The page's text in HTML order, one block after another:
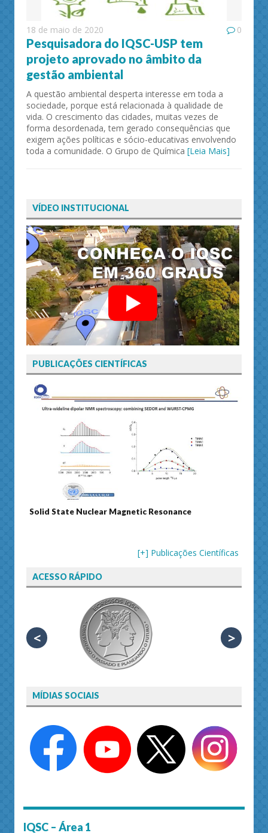
18 de maio de 2020 0
Pesquisadora do IQSC-USP tem
projeto aprovado no âmbito da
gestão ambiental
A questão ambiental desperta interesse em toda a
sociedade, porque está relacionada à qualidade de
vida. O crescimento das cidades, muitas vezes de
forma desordenada, tem gerado consequências que
exigem ações políticas e sócio-educativas envolvendo
toda a comunidade. O Grupo de Química [Leia Mais]
VÍDEO INSTITUCIONAL
PUBLICAÇÕES CIENTÍFICAS
Solid State Nuclear Magnetic Resonance
[+] Publicações Científicas
ACESSO RÁPIDO
< >
MÍDIAS SOCIAIS
IQSC – Área 1